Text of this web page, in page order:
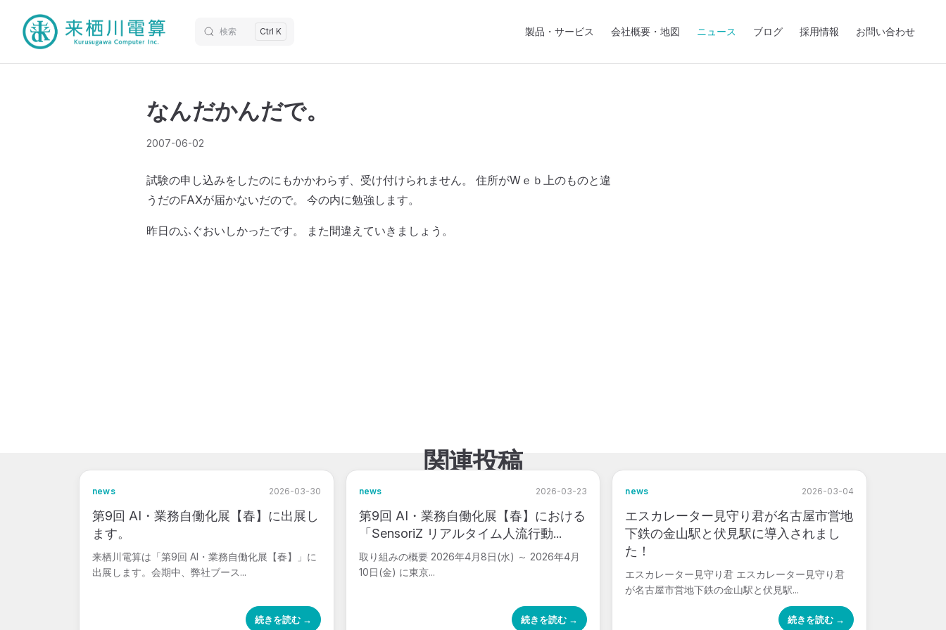
検索 Ctrl K 製品・サービス 会社概要・地図 ニュース ブログ 採用情報 お問い合わせ
なんだかんだで。
2007-06-02
試験の申し込みをしたのにもかかわらず、受け付けられません。 住所がWｅｂ上のものと違
うだのFAXが届かないだので。 今の内に勉強します。
昨日のふぐおいしかったです。 また間違えていきましょう。
関連投稿
news 2026-03-30
第9回 AI・業務自働化展【春】に出展し
ます。
来栖川電算は「第9回 AI・業務自働化展【春】」に
出展します。会期中、弊社ブース...
続きを読む →
news 2026-03-23
第9回 AI・業務自働化展【春】における
「SensoriZ リアルタイム人流行動...
取り組みの概要 2026年4月8日(水) ～ 2026年4月
10日(金) に東京...
続きを読む →
news 2026-03-04
エスカレーター見守り君が名古屋市営地
下鉄の金山駅と伏見駅に導入されまし
た！
エスカレーター見守り君 エスカレーター見守り君
が名古屋市営地下鉄の金山駅と伏見駅...
続きを読む →